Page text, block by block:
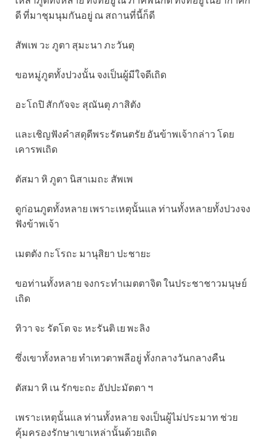
ดี ที่มาชุมนุมกันอยู่ ณ สถานที่นี้ก็ดี
สัพเพ วะ ภูตา สุมะนา ภะวันตุ
ขอหมู่ภูตทั้งปวงนั้น จงเป็นผู้มีใจดีเถิด
อะโถปิ สักกัจจะ สุณันตุ ภาสิตัง
และเชิญฟังคำสดุดีพระรัตนตรัย อันข้าพเจ้ากล่าว โดย
เคารพเถิด
ตัสมา หิ ภูตา นิสาเมถะ สัพเพ
ดูก่อนภูตทั้งหลาย เพราะเหตุนั้นแล ท่านทั้งหลายทั้งปวงจง
ฟังข้าพเจ้า
เมตตัง กะโรถะ มานุสิยา ปะชายะ
ขอท่านทั้งหลาย จงกระทำเมตตาจิต ในประชาชาวมนุษย์
เถิด
ทิวา จะ รัตโต จะ หะรันติ เย พะลิง
ซึ่งเขาทั้งหลาย ทำเทวตาพลีอยู่ ทั้งกลางวันกลางคืน
ตัสมา หิ เน รักขะถะ อัปปะมัตตา ฯ
เพราะเหตุนั้นแล ท่านทั้งหลาย จงเป็นผู้ไม่ประมาท ช่วย
คุ้มครองรักษาเขาเหล่านั้นด้วยเถิด